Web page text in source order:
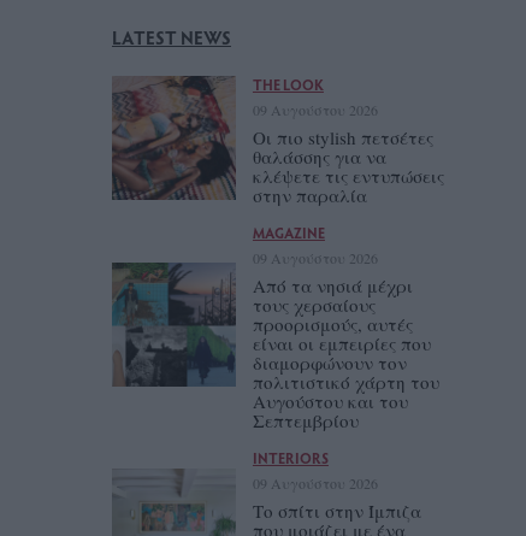
LATEST NEWS
THE LOOK
09 Αυγούστου 2026
Οι πιο stylish πετσέτες
θαλάσσης για να
κλέψετε τις εντυπώσεις
στην παραλία
MAGAZINE
09 Αυγούστου 2026
Από τα νησιά μέχρι
τους χερσαίους
προορισμούς, αυτές
είναι οι εμπειρίες που
διαμορφώνουν τον
πολιτιστικό χάρτη του
Αυγούστου και του
Σεπτεμβρίου
INTERIORS
09 Αυγούστου 2026
Tο σπίτι στην Ίμπιζα
που μοιάζει με ένα